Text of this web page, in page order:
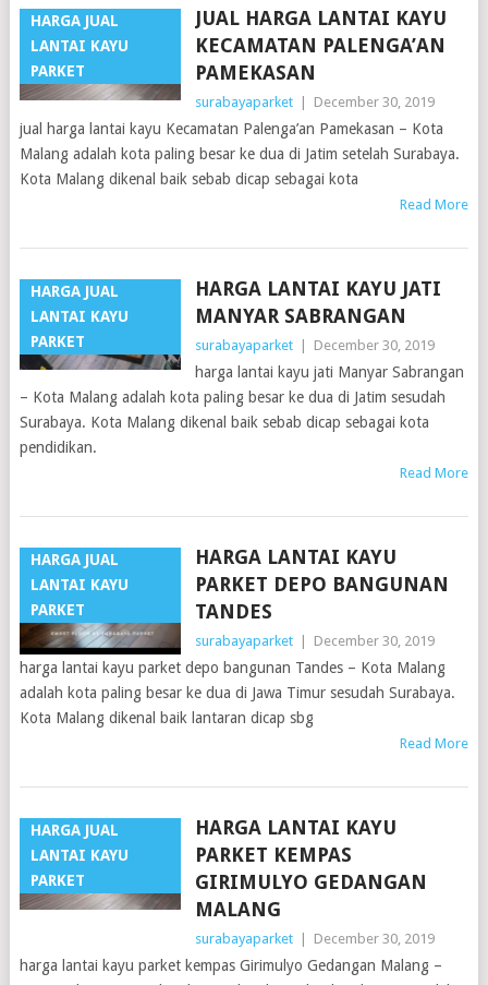
HARGA JUAL
LANTAI KAYU
PARKET
JUAL HARGA LANTAI KAYU
KECAMATAN PALENGA’AN
PAMEKASAN
surabayaparket December 30, 2019
jual harga lantai kayu Kecamatan Palenga’an Pamekasan – Kota
Malang adalah kota paling besar ke dua di Jatim setelah Surabaya.
Kota Malang dikenal baik sebab dicap sebagai kota
Read More
HARGA JUAL
LANTAI KAYU
PARKET
HARGA LANTAI KAYU JATI
MANYAR SABRANGAN
surabayaparket December 30, 2019
harga lantai kayu jati Manyar Sabrangan
– Kota Malang adalah kota paling besar ke dua di Jatim sesudah
Surabaya. Kota Malang dikenal baik sebab dicap sebagai kota
pendidikan.
Read More
HARGA JUAL
LANTAI KAYU
PARKET
HARGA LANTAI KAYU
PARKET DEPO BANGUNAN
TANDES
surabayaparket December 30, 2019
harga lantai kayu parket depo bangunan Tandes – Kota Malang
adalah kota paling besar ke dua di Jawa Timur sesudah Surabaya.
Kota Malang dikenal baik lantaran dicap sbg
Read More
HARGA JUAL
LANTAI KAYU
PARKET
HARGA LANTAI KAYU
PARKET KEMPAS
GIRIMULYO GEDANGAN
MALANG
surabayaparket December 30, 2019
harga lantai kayu parket kempas Girimulyo Gedangan Malang –